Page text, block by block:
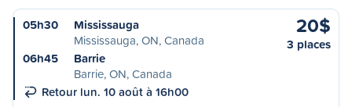
05h30
Mississauga
Mississauga, ON, Canada
06h45
Barrie
Barrie, ON, Canada
Retour lun. 10 août à 16h00
20$
3 places